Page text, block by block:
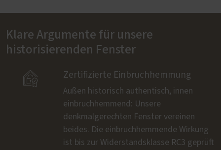
Klare Argumente für unsere
historisierenden Fenster
 Zertifizierte Einbruchhemmung
Außen historisch authentisch, innen
einbruchhemmend: Unsere
denkmalgerechten Fenster vereinen
beides. Die einbruchhemmende Wirkung
ist bis zur Widerstandsklasse RC3 geprüft